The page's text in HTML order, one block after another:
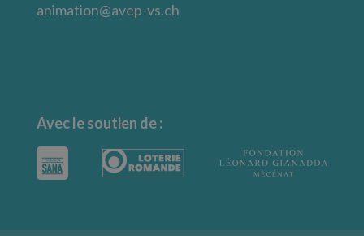
animation@avep-vs.ch
Avec le soutien de :